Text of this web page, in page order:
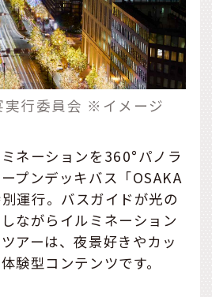
行委員会 ※イメージ
ネーションを360°パノラ
プンデッキバス「OSAKA
運行。バスガイドが光の
ながらイルミネーション
アーは、夜景好きやカッ
験型コンテンツです。